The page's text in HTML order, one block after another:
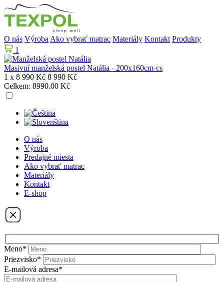
O nás Výroba Ako vybrať matrac Materiály Kontakt Produkty
1
Masivní manželská postel Natália - 200x160cm-cs
1 x 8 990 Kč 8 990 Kč
Celkem: 8990.00 Kč
O nás
Výroba
Predajné miesta
Ako vybrať matrac
Materiály
Kontakt
E-shop
Meno*
Priezvisko*
E-mailová adresa*